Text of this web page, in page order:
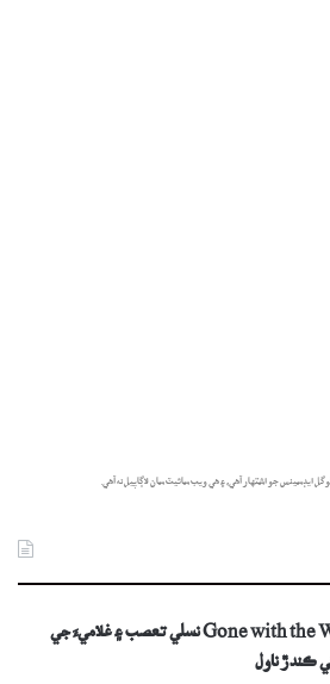
ايڊسينس جو اشتهار آهي، ۽ هي ويب سائيٽ سان لاڳاپيل نه آهي.
Gone with the Wind نسلي تعصب ۽ غلاميءَ جي
ڪندڙ ناول